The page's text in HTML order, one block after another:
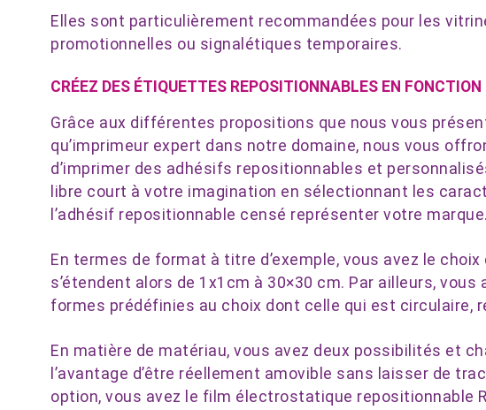
Elles sont particulièrement recommandées pour les
promotionnelles ou signalétiques temporaires.
CRÉEZ DES ÉTIQUETTES REPOSITIONNABLES EN FONCTION
Grâce aux différentes propositions que nous vous
qu’imprimeur expert dans notre domaine, nous vous
d’imprimer des adhésifs repositionnables et
libre court à votre imagination en sélectionnant les
l’adhésif repositionnable censé représenter votre marque.
En termes de format à titre d’exemple, vous avez le
s’étendent alors de 1x1cm à 30×30 cm. Par ailleurs,
formes prédéfinies au choix dont celle qui est circulaire,
En matière de matériau, vous avez deux possibilités et
l’avantage d’être réellement amovible sans laisser de
option, vous avez le film électrostatique repositionnable